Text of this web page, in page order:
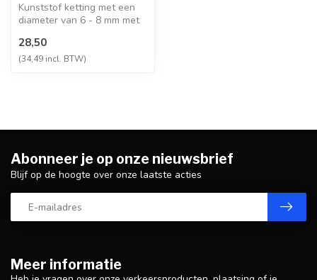
Kunststof ketting met een
diameter van 6 - 8 mm met
Gem...
28,50
(34,49 incl. BTW)
Meer informatie
Abonneer je op onze nieuwsbrief
Blijf op de hoogte over onze laatste acties